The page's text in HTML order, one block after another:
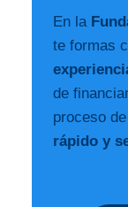
En la
te formas
de
proceso
rápido y